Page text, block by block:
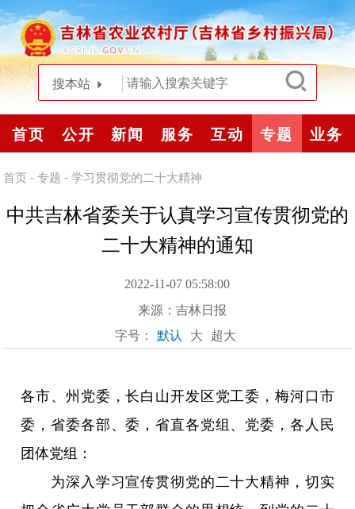
搜本站
首页 公开 新闻 服务 互动 专题 业务
首页 -专题 -学习贯彻党的二十大精神
中共吉林省委关于认真学习宣传贯彻党的
二十大精神的通知
2022-11-07 05:58:00
来源： 吉林日报
字号： 默认 大 超大
各市、州党委，长白山开发区党工委，梅河口市
委，省委各部、委，省直各党组、党委，各人民
团体党组：
为深入学习宣传贯彻党的二十大精神，切实